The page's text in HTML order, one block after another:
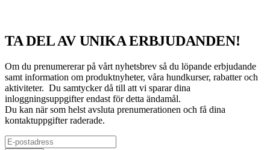
TA DEL AV UNIKA ERBJUDANDEN!
Om du prenumererar på vårt nyhetsbrev så du löpande erbjudande
samt information om produktnyheter, våra hundkurser, rabatter och
aktiviteter. Du samtycker då till att vi sparar dina
inloggningsuppgifter endast för detta ändamål.
Du kan när som helst avsluta prenumerationen och få dina
kontaktuppgifter raderade.